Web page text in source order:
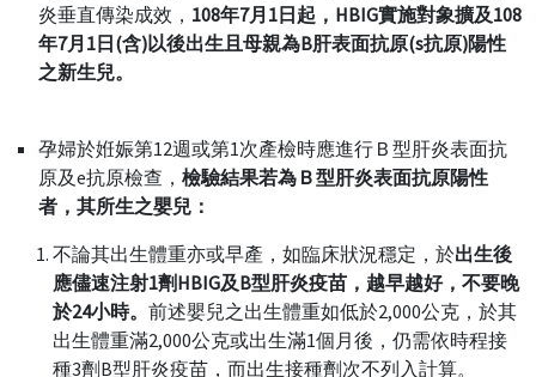
炎垂直傳染成效， 108年7月1日起，HBIG實施對象擴及108
年7月1日(含)以後出生且母親為B肝表面抗原(s抗原)陽性
之新生兒。
孕婦於姙娠第12週或第1次產檢時應進行Ｂ型肝炎表面抗
原及e抗原檢查， 檢驗結果若為Ｂ型肝炎表面抗原陽性
者，其所生之嬰兒：
不論其出生體重亦或早產，如臨床狀況穩定，於出生後
應儘速注射1劑HBIG及B型肝炎疫苗，越早越好，不要晚
於24小時。 前述嬰兒之出生體重如低於2,000公克，於其
出生體重滿2,000公克或出生滿1個月後，仍需依時程接
種3劑B型肝炎疫苗，而出生接種劑次不列入計算。